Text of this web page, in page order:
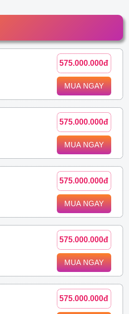
575.000.000đ
MUA NGAY
575.000.000đ
MUA NGAY
575.000.000đ
MUA NGAY
575.000.000đ
MUA NGAY
575.000.000đ